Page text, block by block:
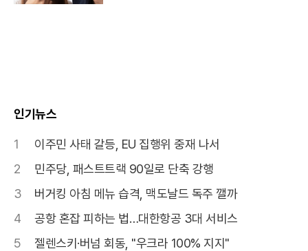
인기뉴스
1
이주민 사태 갈등, EU 집행위 중재 나서
2
민주당, 패스트트랙 90일로 단축 강행
3
버거킹 아침 메뉴 습격, 맥도날드 독주 깰까
4
공항 혼잡 피하는 법…대한항공 3대 서비스
5
젤렌스키·버넘 회동, "우크라 100% 지지"